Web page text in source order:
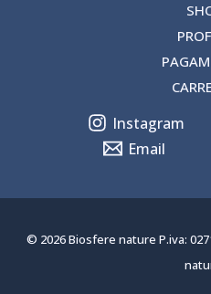
Instagram
Email
© 2026 Biosfere nature P.iva: